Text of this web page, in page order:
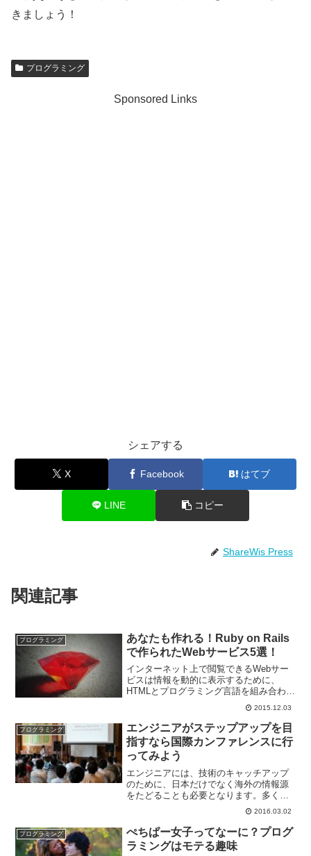
きましょう！
プログラミング
Sponsored Links
シェアする
X Facebook はてブ
LINE コピー
ShareWis Press
関連記事
プログラミング
あなたも作れる！Ruby on Rails
で作られたWebサービス5選！
インターネット上で閲覧できるWebサー
ビスは情報を動的に表示するために、
HTMLとプログラミング言語を組み合わせ
て作られています。その中でも今回は、
プログラミング言語のRubyで簡単にWeb
サービスを構築するためのフレームワー
ク、Ruby ...
2015.12.03
プログラミング
エンジニアがステップアップを目
指すなら国際カンファレンスに行
ってみよう
エンジニアには、技術のキャッチアップ
のために、日本だけでなく海外の情報源
をたどることも必要となります。多くの
プログラミング言語やフレームワークの
情報は、まず英語で公開されるものがほ
とんどです。例えば、Rubyや、Skinny-
Framewo...
2016.03.02
プログラミング
ぺちぱー女子ってなーに？プログ
ラミングはモテる趣味